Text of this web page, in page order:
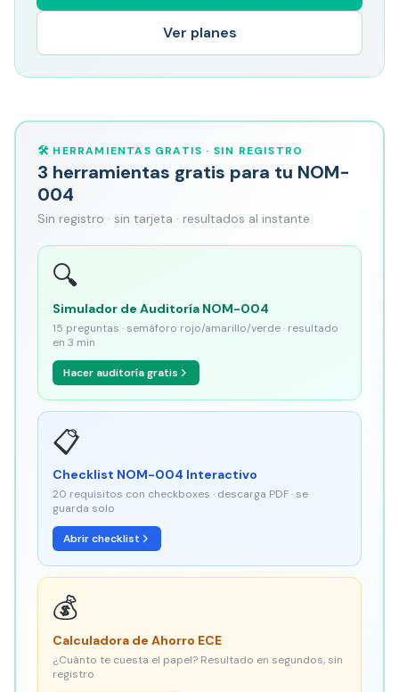
Ver planes
🛠️ HERRAMIENTAS GRATIS · SIN REGISTRO
3 herramientas gratis para tu NOM-
004
Sin registro · sin tarjeta · resultados al instante
🔍
Simulador de Auditoría NOM-004
15 preguntas · semáforo rojo/amarillo/verde · resultado
en 3 min
Hacer auditoría gratis
📋
Checklist NOM-004 Interactivo
20 requisitos con checkboxes · descarga PDF · se
guarda solo
Abrir checklist
💰
Calculadora de Ahorro ECE
¿Cuánto te cuesta el papel? Resultado en segundos, sin
registro